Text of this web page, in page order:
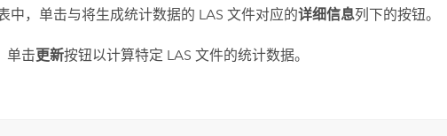
中，单击与将生成统计数据的 LAS 文件对应的详细信息列下的按钮。
单击更新按钮以计算特定 LAS 文件的统计数据。